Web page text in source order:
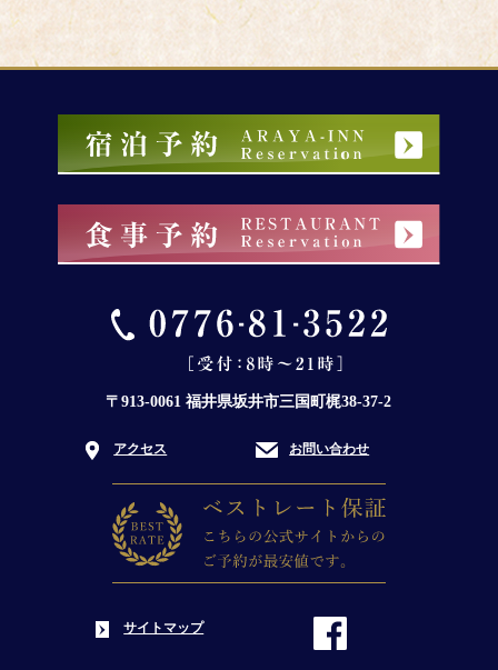
〒913-0061 福井県坂井市三国町梶38-37-2
アクセス お問い合わせ
サイトマップ